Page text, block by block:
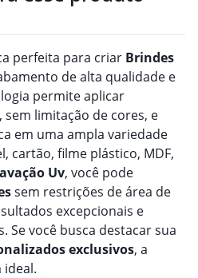
perfeita para criar Brindes
de alta qualidade e
permite aplicar
limitação de cores, e
em uma ampla variedade
cartão, filme plástico, MDF,
Uv, você pode
sem restrições de área de
excepcionais e
Se você busca destacar sua
sexclusivos, a
ideal.